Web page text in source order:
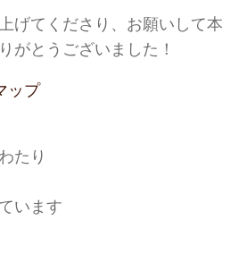
げてくださり、お願いして本
がとうございました！
ップ
たり
います